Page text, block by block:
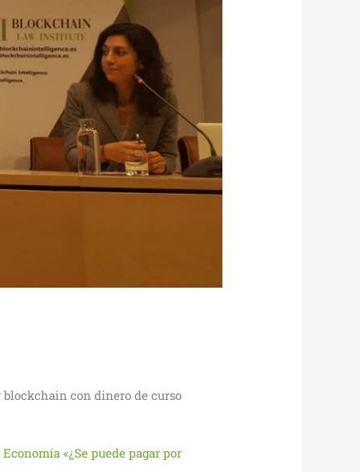
blockchain con dinero de curso
«¿Se puede pagar por